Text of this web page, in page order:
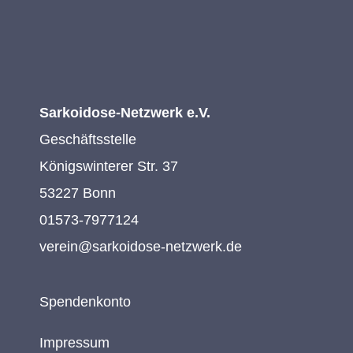
Sarkoidose-Netzwerk e.V.
Geschäftsstelle
Königswinterer Str. 37
53227 Bonn
01573-7977124
verein@sarkoidose-netzwerk.de
Spendenkonto
Impressum